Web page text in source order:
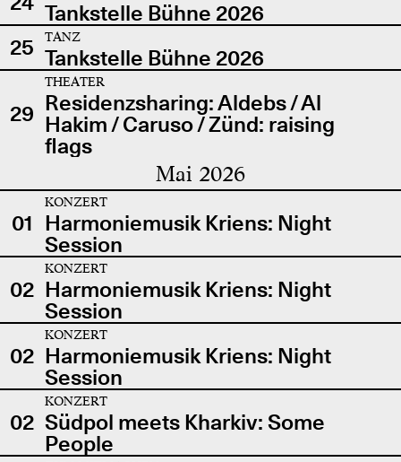
Tankstelle Bühne 2026
25
TANZ
Tankstelle Bühne 2026
29
THEATER
Residenzsharing: Aldebs / Al
Hakim / Caruso / Zünd: raising
flags
Mai 2026
01
KONZERT
Harmoniemusik Kriens: Night
Session
02
KONZERT
Harmoniemusik Kriens: Night
Session
02
KONZERT
Harmoniemusik Kriens: Night
Session
02
KONZERT
Südpol meets Kharkiv: Some
People